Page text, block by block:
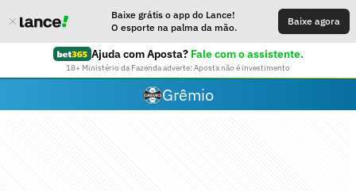
Baixe grátis o app do Lance!
O esporte na palma da mão.
Baixe agora
Ajuda com Aposta? Fale com o assistente.
18+ Ministério da Fazenda adverte: Aposta não é investimento
Grêmio